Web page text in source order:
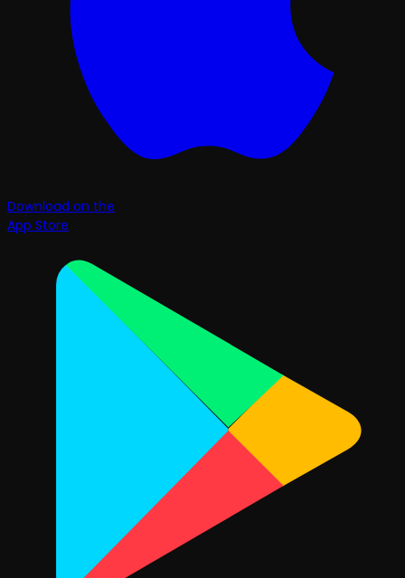
Download on the
App Store